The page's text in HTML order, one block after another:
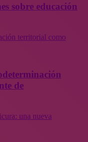
sobre educación
territorial como
de
una nueva